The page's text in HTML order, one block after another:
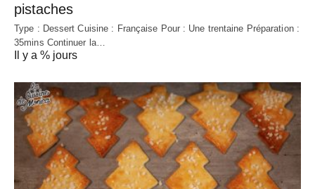
pistaches
Type : Dessert Cuisine : Française Pour : Une trentaine Préparation :
35mins Continuer la…
Il y a % jours